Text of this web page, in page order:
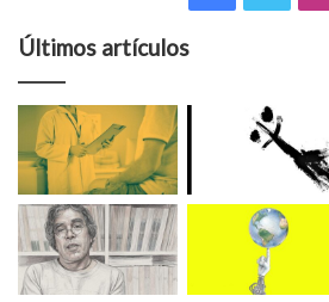
Últimos artículos